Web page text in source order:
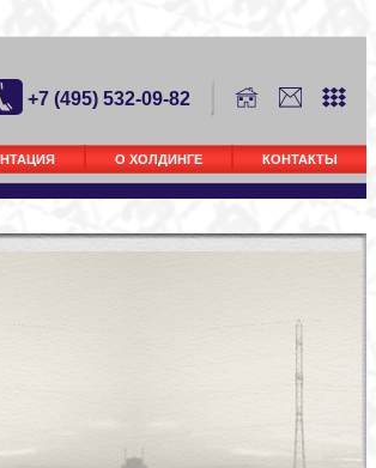
+7 (495) 532-09-82
О ХОЛДИНГЕ КОНТАКТЫ